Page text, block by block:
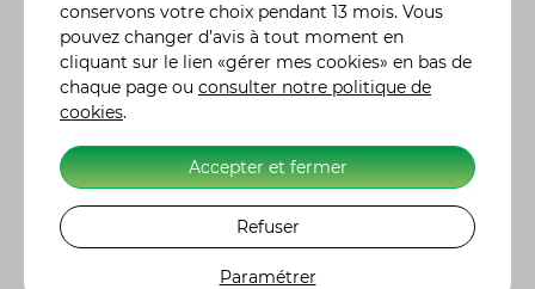
Quelles sont les principales caractéristiques
de sécurité du Kymco AK 550 ?
Le Kymco AK 550 est équipé de plusieurs
dispositifs de sécurité avancés, dont l'ABS
roues, le TCS (système de contrôle de traction),
et un système de freinage à double disque à
l'avant pour une meilleure stabilité. Il possède
également un système d'éclairage à LED qui
offre une meilleure visibilité nocturne.
conservons votre choix pendant 13 mois. Vous
pouvez changer d’avis à tout moment en
cliquant sur le lien «gérer mes cookies» en bas de
chaque page ou consulter notre politique de
cookies.
Accepter et fermer
Refuser
Paramétrer